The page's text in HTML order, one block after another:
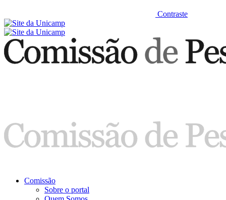
Contraste
Comissão
Sobre o portal